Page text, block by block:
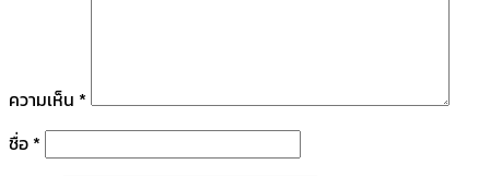
ความเห็น *
ชื่อ *